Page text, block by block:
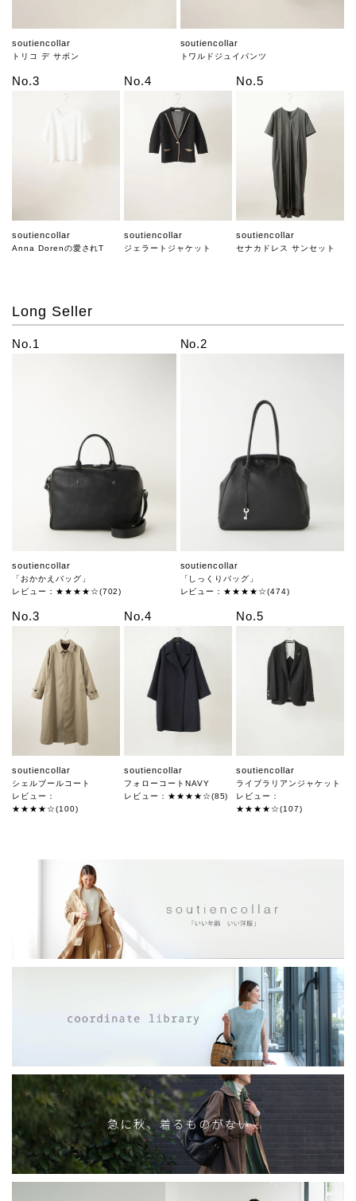
soutiencollar
トリコ デ サボン
soutiencollar
トワルドジュイパンツ
No.3
soutiencollar
Anna Dorenの愛されT
No.4
soutiencollar
ジェラートジャケット
No.5
soutiencollar
セナカドレス サンセット
Long Seller
No.1
soutiencollar
「おかかえバッグ」
レビュー：★★★★☆(702)
No.2
soutiencollar
「しっくりバッグ」
レビュー：★★★★☆(474)
No.3
soutiencollar
シェルブールコート
レビュー：
★★★★☆(100)
No.4
soutiencollar
フォローコートNAVY
レビュー：★★★★☆(85)
No.5
soutiencollar
ライブラリアンジャケット
レビュー：
★★★★☆(107)